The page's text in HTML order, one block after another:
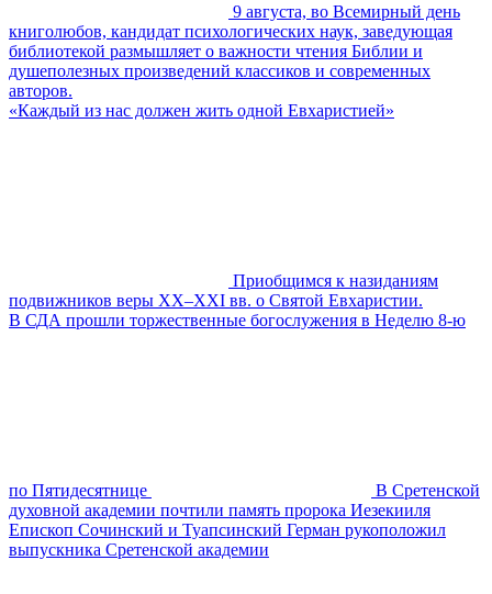
9 августа, во Всемирный день
книголюбов, кандидат психологических наук, заведующая
библиотекой размышляет о важности чтения Библии и
душеполезных произведений классиков и современных
авторов.
«Каждый из нас должен жить одной Евхаристией»
Приобщимся к назиданиям
подвижников веры XX–XXI вв. о Святой Евхаристии.
В СДА прошли торжественные богослужения в Неделю 8-ю
по Пятидесятнице
В Сретенской
духовной академии почтили память пророка Иезекииля
Епископ Сочинский и Туапсинский Герман рукоположил
выпускника Сретенской академии